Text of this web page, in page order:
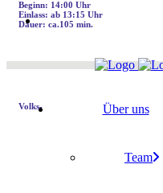
Über uns
Team
Beginn: 14:00 Uhr
Ein­lass: ab 13:15 Uhr
Dau­er: ca.105 min.
Volks­